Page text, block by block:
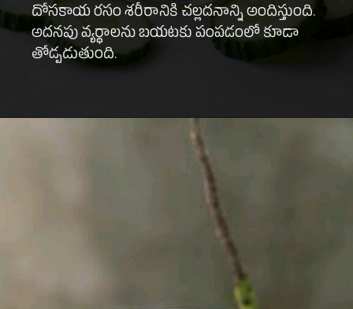
దోసకాయ రసం శరీరానికి చల్లదనాన్ని అందిస్తుంది.
అదనపు వ్యర్థాలను బయటకు పంపడంలో కూడా
తోడ్పడుతుంది.